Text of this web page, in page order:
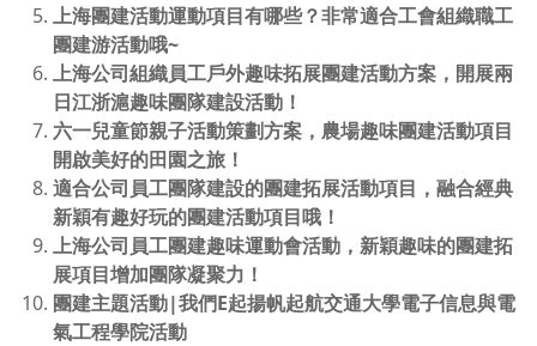
上海團建活動運動項目有哪些？非常適合工會組織職工
團建游活動哦~
上海公司組織員工戶外趣味拓展團建活動方案，開展兩
日江浙滬趣味團隊建設活動！
六一兒童節親子活動策劃方案，農場趣味團建活動項目
開啟美好的田園之旅！
適合公司員工團隊建設的團建拓展活動項目，融合經典
新穎有趣好玩的團建活動項目哦！
上海公司員工團建趣味運動會活動，新穎趣味的團建拓
展項目增加團隊凝聚力！
團建主題活動|我們E起揚帆起航交通大學電子信息與電
氣工程學院活動